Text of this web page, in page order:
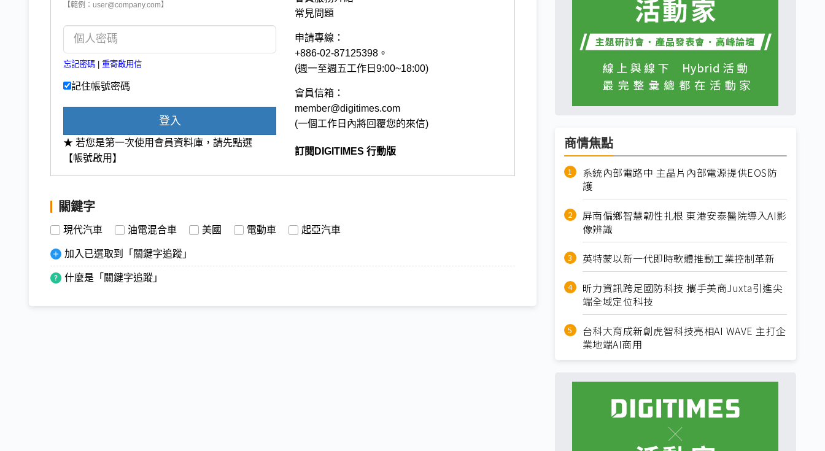
【範例：user@company.com】
忘記密碼 重寄啟用信
記住帳號密碼
登入
★ 若您是第一次使用會員資料庫，請先點選
【帳號啟用】
常見問題
申請專線：
+886-02-87125398。
(週一至週五工作日9:00~18:00)
會員信箱：
member@digitimes.com
(一個工作日內將回覆您的來信)
訂閱DIGITIMES 行動版
關鍵字
現代汽車 油電混合車 美國 電動車 起亞汽車
加入已選取到「關鍵字追蹤」
什麼是「關鍵字追蹤」
商情焦點
系統內部電路中 主晶片內部電源提供EOS防
護
屏南偏鄉智慧韌性扎根 東港安泰醫院導入AI影
像辨識
英特蒙以新一代即時軟體推動工業控制革新
昕力資訊跨足國防科技 攜手美商Juxta引進尖
端全域定位科技
台科大育成新創虎智科技亮相AI WAVE 主打企
業地端AI商用